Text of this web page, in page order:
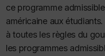
ce programme
américaine aux
à toutes les règles du
les programmes